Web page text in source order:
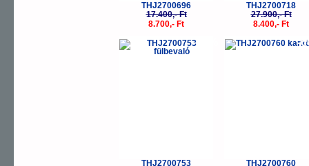
THJ2700696
17.400,- Ft
8.700,- Ft
THJ2700718
27.900,- Ft
8.400,- Ft
-20%
THJ2700753
-
THJ2700760